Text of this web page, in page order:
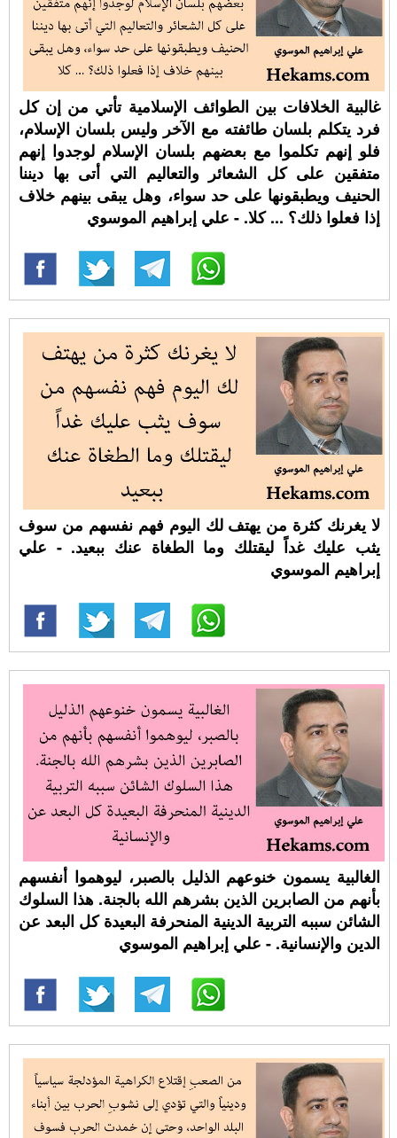
غالبية الخلافات بين الطوائف الإسلامية تأتي من إن كل
فرد يتكلم بلسان طائفته مع الآخر وليس بلسان الإسلام،
فلو إنهم تكلموا مع بعضهم بلسان الإسلام لوجدوا إنهم
متفقين على كل الشعائر والتعاليم التي أتى بها ديننا
الحنيف ويطبقونها على حد سواء، وهل يبقى بينهم خلاف
إذا فعلوا ذلك؟ ... كلا. - علي إبراهيم الموسوي
لا يغرنك كثرة من يهتف لك اليوم فهم نفسهم من سوف
يثب عليك غداً ليقتلك وما الطغاة عنك ببعيد. - علي
إبراهيم الموسوي
الغالبية يسمون خنوعهم الذليل بالصبر، ليوهموا أنفسهم
بأنهم من الصابرين الذين بشرهم الله بالجنة. هذا السلوك
الشائن سببه التربية الدينية المنحرفة البعيدة كل البعد عن
الدين والإنسانية. - علي إبراهيم الموسوي